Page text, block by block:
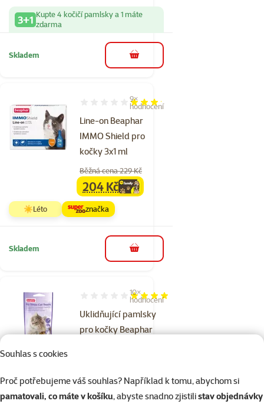
Souhlas s cookies
Proč potřebujeme váš souhlas? Například k tomu, abychom si
pamatovali, co máte v košíku, abyste snadno zjistilistav objednávky
3+1 Kupte 4 kočičí pamlsky a 1 máte
zdarma
Skladem do košíku
Line-on Beaphar
IMMO Shield pro
kočky 3x1 ml
Hodnocení 64%, počet hodnocení: 9
9×
hodnocení
Běžná cena 229 Kč
familycena
204 Kč
☀️Léto značka
Skladem do košíku
Uklidňující pamlsky
pro kočky Beaphar
Hodnocení 80%, počet hodnocení: 10
10×
hodnocení
značka